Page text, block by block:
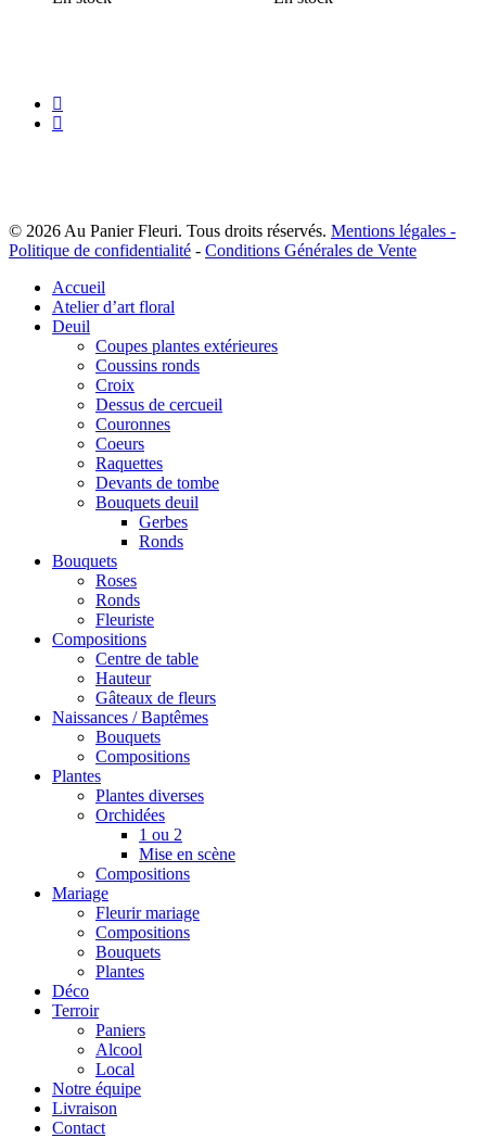
facebook
instagram
© 2026 Au Panier Fleuri. Tous droits réservés. Mentions légales -
Politique de confidentialité - Conditions Générales de Vente
Close
Menu
Accueil
Atelier d’art floral
Deuil
Coupes plantes extérieures
Coussins ronds
Croix
Dessus de cercueil
Couronnes
Coeurs
Raquettes
Devants de tombe
Bouquets deuil
Gerbes
Ronds
Bouquets
Roses
Ronds
Fleuriste
Compositions
Centre de table
Hauteur
Gâteaux de fleurs
Naissances / Baptêmes
Bouquets
Compositions
Plantes
Plantes diverses
Orchidées
1 ou 2
Mise en scène
Compositions
Mariage
Fleurir mariage
Compositions
Bouquets
Plantes
Déco
Terroir
Paniers
Alcool
Local
Notre équipe
Livraison
Contact